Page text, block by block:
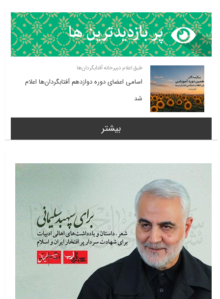
طبق اعلام دبیرخانه آفتابگردان‌ها
اسامی اعضای دوره دوازدهم آفتابگردان‌ها اعلام
شد
بیشتر